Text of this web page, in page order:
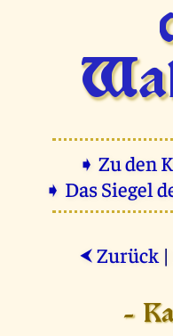
➧ Zu den
➧ Das Siegel
⮜ Zurück |
-